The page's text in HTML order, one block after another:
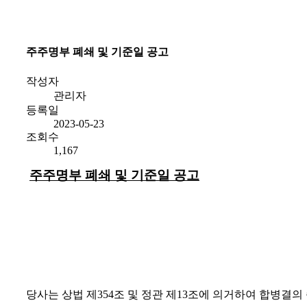
주주명부 폐쇄 및 기준일 공고
작성자
관리자
등록일
2023-05-23
조회수
1,167
주주명부 폐쇄 및 기준일 공고
당사는 상법 제 354조 및 정관 제 13조에 의거하여 합병결의